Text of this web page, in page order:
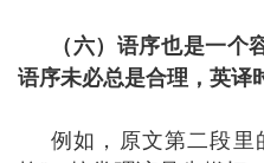
（六）语序也是一
语序未必总是合理，英译
例如，原文第二段里